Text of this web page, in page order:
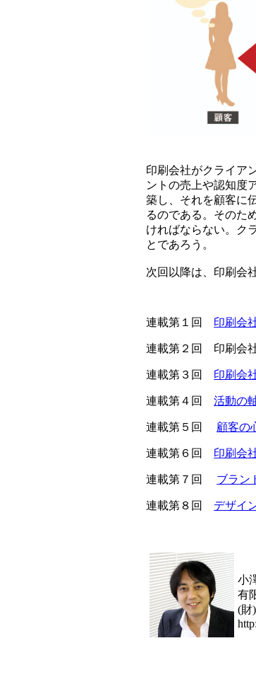
印刷会社がクライア
ントの売上や認知度
築し、それを顧客に
るのである。そのた
ければならない。ク
とであろう。
次回以降は、印刷会
連載第１回 印刷会
連載第２回 印刷会
連載第３回 印刷会
連載第４回活動の
連載第５回 顧客の
連載第６回 印刷会
連載第７回 ブラン
連載第８回 デザイ
小
有
(財